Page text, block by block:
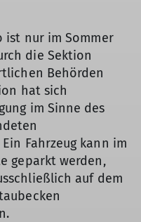
ist nur im Sommer
die Sektion
Behörden
hat sich
im Sinne des
Fahrzeug kann im
geparkt werden,
auf dem